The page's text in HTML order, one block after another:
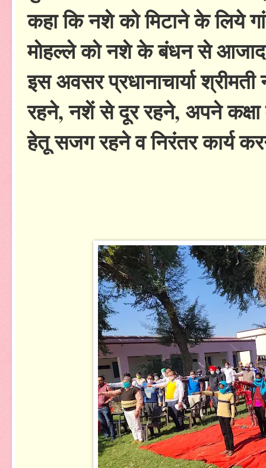
कहा कि नशे को मिटाने के लिये
मोहल्ले को नशे के बंधन से आजाद
इस अवसर प्रधानाचार्या श्रीमती
रहने, नशें से दूर रहने, अपने कक्षा
हेतू सजग रहने व निरंतर कार्य